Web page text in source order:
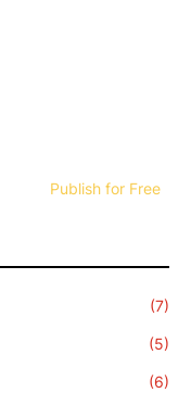
Publish for Free
(7)
(5)
(6)